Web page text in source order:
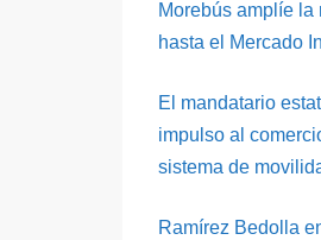
Morebús amplíe
hasta el Mercado
El mandatario
impulso al
sistema de
Ramírez Bedolla